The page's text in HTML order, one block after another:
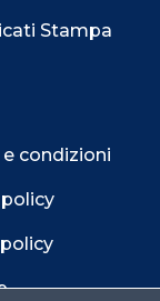
Stampa
condizioni